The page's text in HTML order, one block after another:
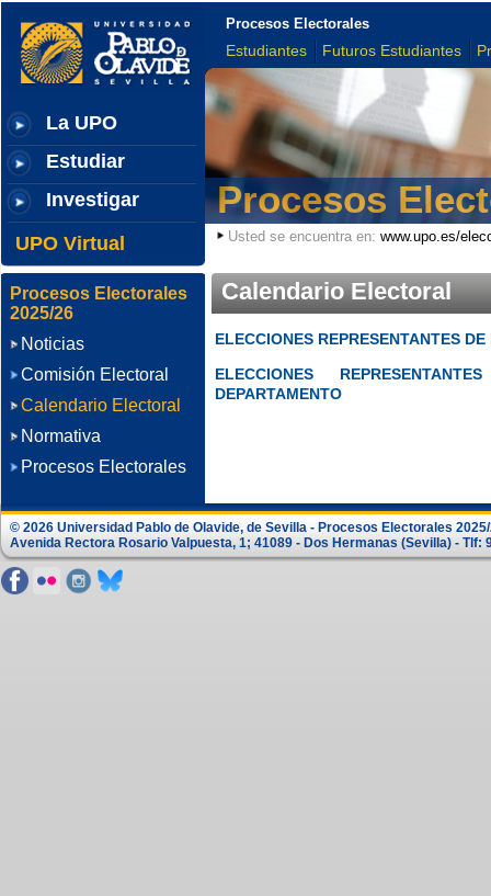
La UPO
Estudiar
Investigar
UPO Virtual
Procesos Electorales
Estudiantes Futuros Estudiantes
Procesos
Usted se encuentra en: www.upo.es/
Calendario Electoral
ELECCIONES REPRESENTANTES
ELECCIONES
DEPARTAMENTO
Procesos Electorales
2025/26
Noticias
Comisión Electoral
Calendario Electoral
Normativa
Procesos Electorales
© 2026 Universidad Pablo de Olavide, de Sevilla - Procesos Electorales
Avenida Rectora Rosario Valpuesta, 1; 41089 - Dos Hermanas (Sevilla) - Tlf: